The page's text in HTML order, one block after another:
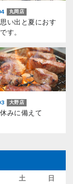
丸岡店
い出と夏におす
す。
大野店
みに備えて
土
日